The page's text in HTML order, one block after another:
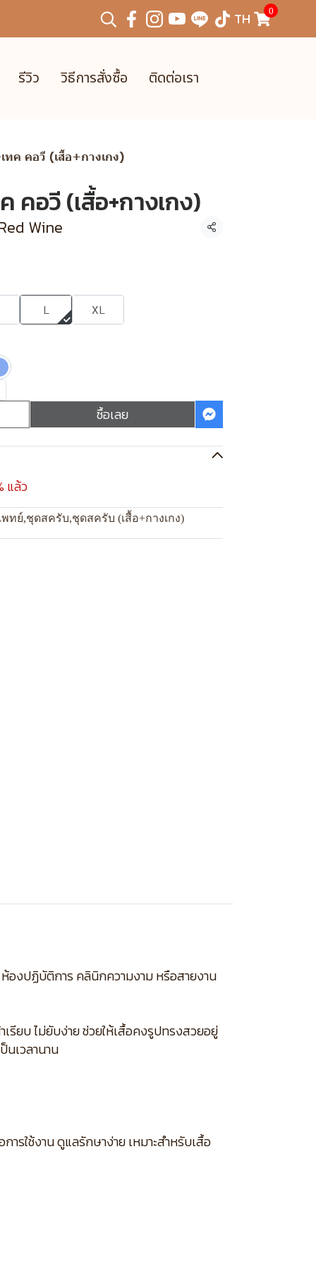
TH 0
รีวิว วิธีการสั่งซื้อ ติดต่อเรา
ทค คอวี (เสื้อ+กางเกง)
คอวี (เสื้อ+กางเกง)
Wine แชร์
L XL
ซื้อเลย
แล้ว
ทย์,ชุดสครับ,ชุดสครับ (เสื้อ+กางเกง)
องปฏิบัติการ คลินิกความงาม หรือสายงาน
ยบ ไม่ยับง่าย ช่วยให้เสื้อคงรูปทรงสวยอยู่
นเวลานาน
รใช้งาน ดูแลรักษาง่าย เหมาะสำหรับเสื้อ